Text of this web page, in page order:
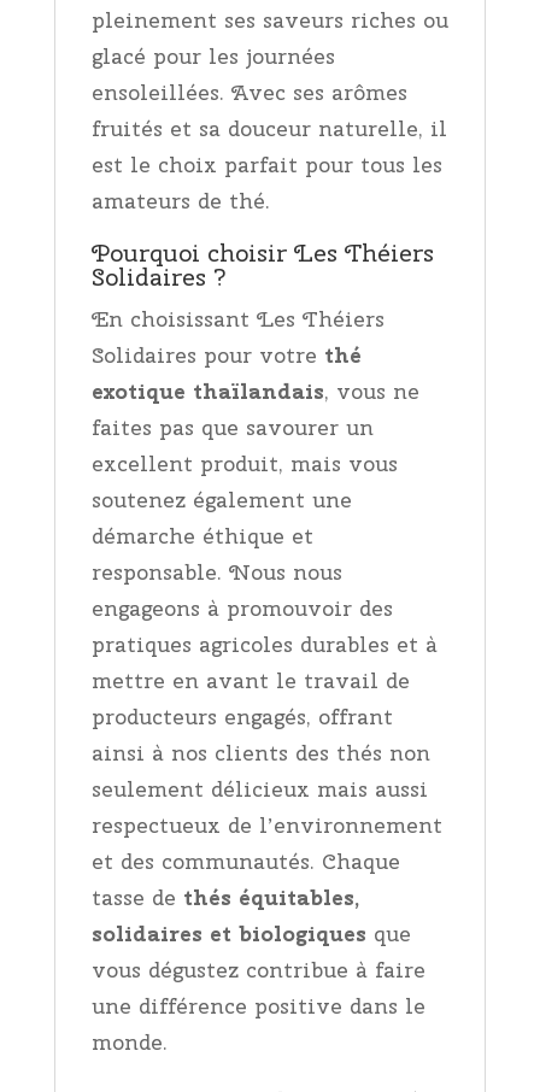
pleinement ses saveurs riches ou
glacé pour les journées
ensoleillées. Avec ses arômes
fruités et sa douceur naturelle, il
est le choix parfait pour tous les
amateurs de thé.
Pourquoi choisir Les Théiers
Solidaires ?
En choisissant Les Théiers
Solidaires pour votre thé
exotique thaïlandais, vous ne
faites pas que savourer un
excellent produit, mais vous
soutenez également une
démarche éthique et
responsable. Nous nous
engageons à promouvoir des
pratiques agricoles durables et à
mettre en avant le travail de
producteurs engagés, offrant
ainsi à nos clients des thés non
seulement délicieux mais aussi
respectueux de l’environnement
et des communautés. Chaque
tasse de thés équitables,
solidaires et biologiques que
vous dégustez contribue à faire
une différence positive dans le
monde.